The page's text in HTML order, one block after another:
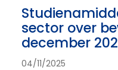
sector over
december
04/11/2025